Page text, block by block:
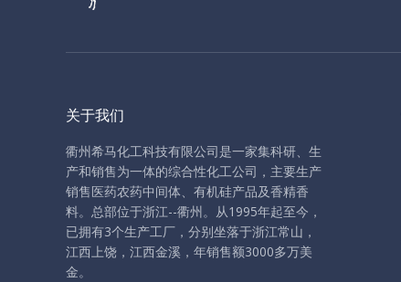
关于我们
衢州希马化工科技有限公司是一家集科研、生
产和销售为一体的综合性化工公司，主要生产
销售医药农药中间体、有机硅产品及香精香
料。 总部位于浙江--衢州。从1995年起至今，
已拥有3个生产工厂，分别坐落于浙江常山，
江西上饶，江西金溪，年销售额3000多万美
金。